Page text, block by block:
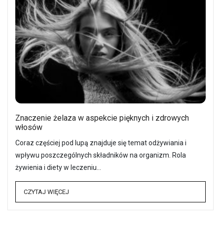
Znaczenie żelaza w aspekcie pięknych i zdrowych
włosów
Coraz częściej pod lupą znajduje się temat odżywiania i
wpływu poszczególnych składników na organizm. Rola
żywienia i diety w leczeniu…
CZYTAJ WIĘCEJ